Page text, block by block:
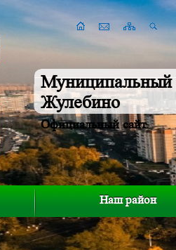
Муниципальный
Жулебино
Официальный сайт
Наш район